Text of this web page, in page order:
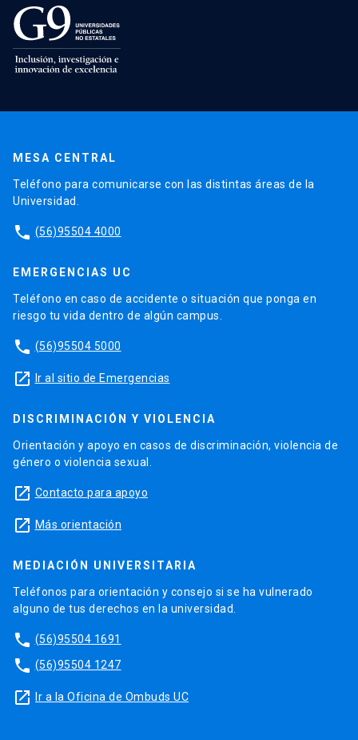
MESA CENTRAL
Teléfono para comunicarse con las distintas áreas de la
Universidad.
phone (56)95504 4000
EMERGENCIAS UC
Teléfono en caso de accidente o situación que ponga en
riesgo tu vida dentro de algún campus.
phone (56)95504 5000
launch Ir al sitio de Emergencias
DISCRIMINACIÓN Y VIOLENCIA
Orientación y apoyo en casos de discriminación, violencia de
género o violencia sexual.
launch Contacto para apoyo
launch Más orientación
MEDIACIÓN UNIVERSITARIA
Teléfonos para orientación y consejo si se ha vulnerado
alguno de tus derechos en la universidad.
phone (56)95504 1691
phone (56)95504 1247
launch Ir a la Oficina de Ombuds UC